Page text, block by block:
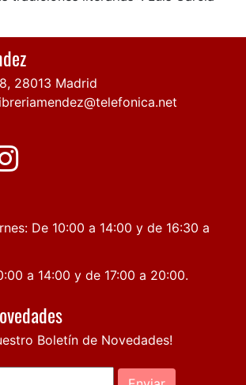
28013 Madrid
De 10:00 a 14:00 y de 16:30 a
a 14:00 y de 17:00 a 20:00.
Boletín de Novedades!